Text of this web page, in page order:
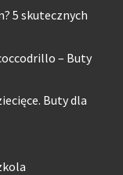
5 skutecznych
– Buty
Buty dla